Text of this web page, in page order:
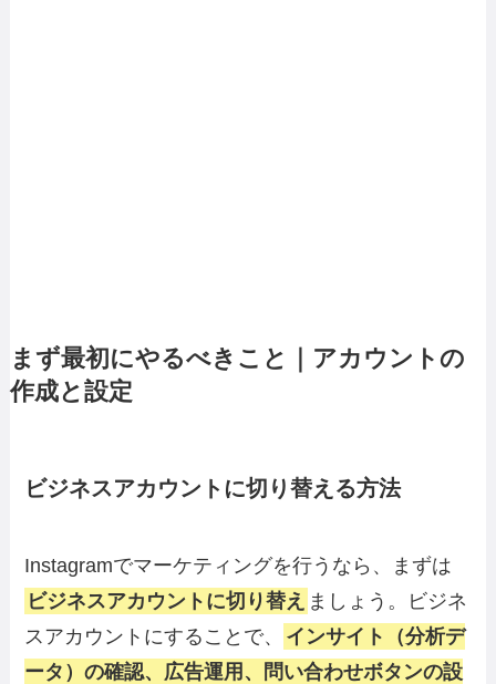
まず最初にやるべきこと｜アカウントの
作成と設定
ビジネスアカウントに切り替える方法
Instagramでマーケティングを行うなら、まずは
ビジネスアカウントに切り替え ましょう。ビジネ
スアカウントにすることで、
インサイト（分析デ
ータ）の確認、広告運用、問い合わせボタンの設